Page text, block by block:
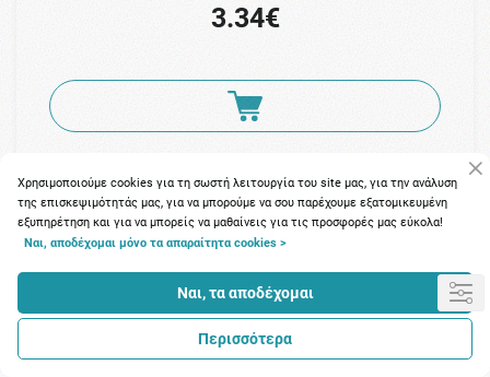
3.34€
Χρησιμοποιούμε cookies για τη σωστή λειτουργία του site μας, για την ανάλυση
της επισκεψιμότητάς μας, για να μπορούμε να σου παρέχουμε εξατομικευμένη
εξυπηρέτηση και για να μπορείς να μαθαίνεις για τις προσφορές μας εύκολα!
Ναι, αποδέχομαι μόνο τα απαραίτητα cookies >
Ναι, τα αποδέχομαι
Περισσότερα